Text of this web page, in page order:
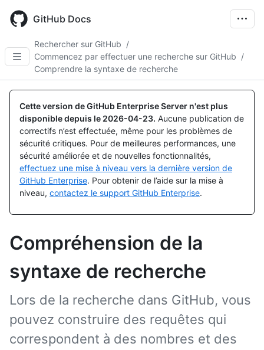
main
GitHub Docs
Rechercher sur GitHub /
Commencez par effectuer une recherche sur GitHub /
Comprendre la syntaxe de recherche
Cette version de GitHub Enterprise Server n'est plus
disponible depuis le 2026-04-23. Aucune publication de
correctifs n’est effectuée, même pour les problèmes de
sécurité critiques. Pour de meilleures performances, une
sécurité améliorée et de nouvelles fonctionnalités,
effectuez une mise à niveau vers la dernière version de
GitHub Enterprise. Pour obtenir de l’aide sur la mise à
niveau, contactez le support GitHub Enterprise.
Compréhension de la
syntaxe de recherche
Lors de la recherche dans GitHub, vous
pouvez construire des requêtes qui
correspondent à des nombres et des